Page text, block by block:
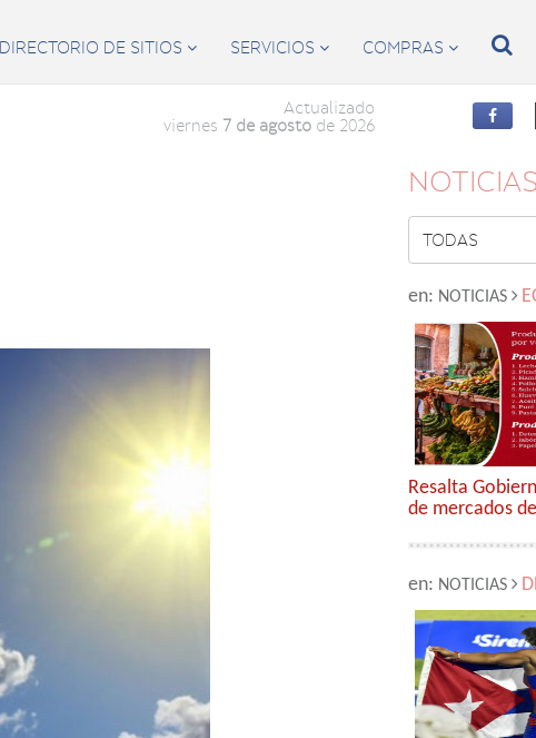
DIRECTORIO DE SITIOS  SERVICIOS  COMPRAS  
Actualizado
viernes 7 de agostode 2026

TODAS
en: NOTICIAS
Resalta
de mercados
en: NOTICIAS